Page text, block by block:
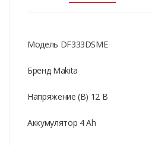
Модель DF333DSME
Бренд Makita
Напряжение (В) 12 В
Аккумулятор 4 Ah